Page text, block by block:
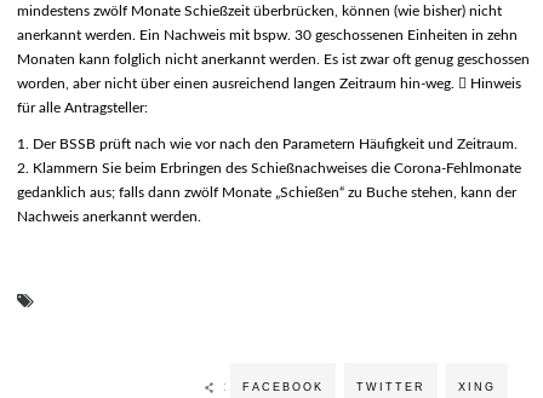
mindestens zwölf Monate Schießzeit überbrücken, können (wie bisher) nicht
anerkannt werden. Ein Nachweis mit bspw. 30 geschossenen Einheiten in zehn
Monaten kann folglich nicht anerkannt werden. Es ist zwar oft genug geschossen
worden, aber nicht über einen ausreichend langen Zeitraum hin-weg.  Hinweis
für alle Antragsteller:
1. Der BSSB prüft nach wie vor nach den Parametern Häufigkeit und Zeitraum.
2. Klammern Sie beim Erbringen des Schießnachweises die Corona-Fehlmonate
gedanklich aus; falls dann zwölf Monate „Schießen“ zu Buche stehen, kann der
Nachweis anerkannt werden.
: FACEBOOK TWITTER XING